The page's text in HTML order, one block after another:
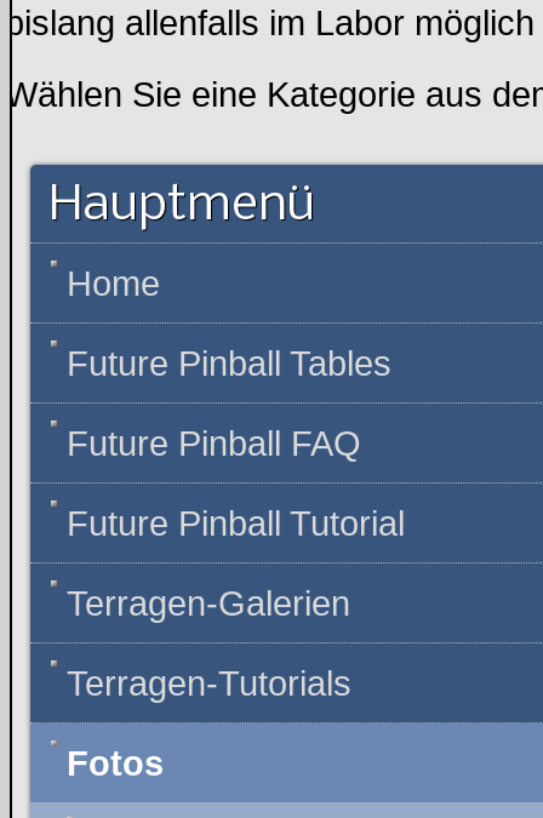
bislang allenfalls im Labor
Wählen Sie eine Kategorie aus
Hauptmenü
Home
Future Pinball Tables
Future Pinball FAQ
Future Pinball Tutorial
Terragen-Galerien
Terragen-Tutorials
Fotos